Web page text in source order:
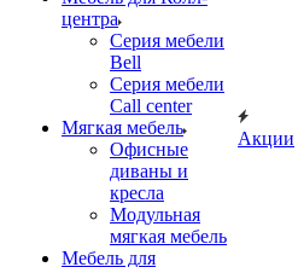
центра
Серия мебели
Bell
Серия мебели
Call center
Мягкая мебель
Офисные
диваны и
кресла
Модульная
мягкая мебель
Мебель для
Акции